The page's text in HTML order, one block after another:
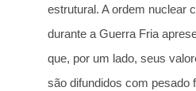
estrutural. A ordem nuclear
durante a Guerra Fria
que, por um lado, seus
são difundidos com pesado